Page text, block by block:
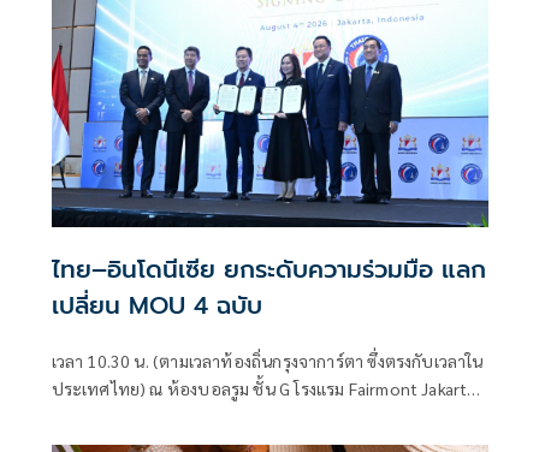
สินค้าไปตลาดต่างประเทศ
ไทย–อินโดนีเซีย ยกระดับความร่วมมือ แลก
เปลี่ยน MOU 4 ฉบับ
เวลา 10.30 น. (ตามเวลาท้องถิ่นกรุงจาการ์ตา ซึ่งตรงกับเวลาใน
ประเทศไทย) ณ ห้องบอลรูม ชั้น G โรงแรม Fairmont Jakarta